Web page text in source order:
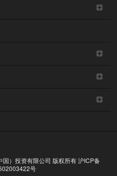
）投资有限公司 版权所有沪ICP备
号